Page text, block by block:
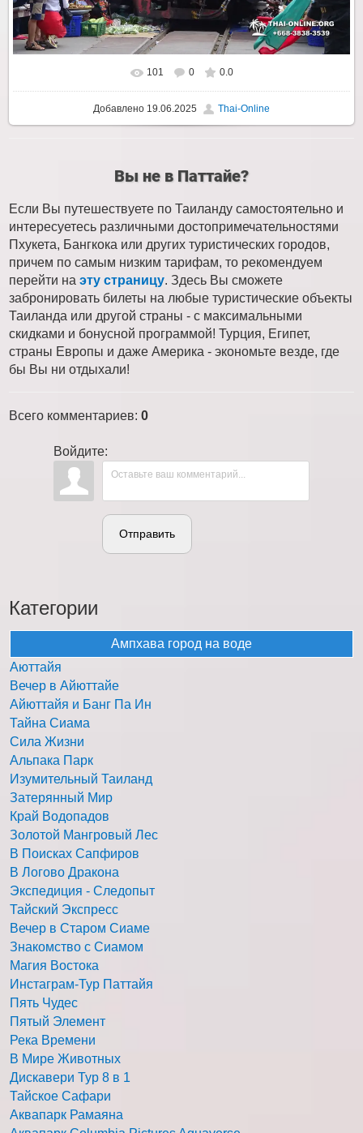
101 0 0.0
Добавлено 19.06.2025 Thai-Online
Вы не в Паттайе?
Если Вы путешествуете по Таиланду самостоятельно и
интересуетесь различными достопримечательностями
Пхукета, Бангкока или других туристических городов,
причем по самым низким тарифам, то рекомендуем
перейти на эту страницу. Здесь Вы сможете
забронировать билеты на любые туристические объекты
Таиланда или другой страны - с максимальными
скидками и бонусной программой! Турция, Египет,
страны Европы и даже Америка - экономьте везде, где
бы Вы ни отдыхали!
Всего комментариев: 0
Войдите:
Отправить
Категории
Ампхава город на воде
Аюттайя
Вечер в Айюттайе
Айюттайя и Банг Па Ин
Тайна Сиама
Сила Жизни
Альпака Парк
Изумительный Таиланд
Затерянный Мир
Край Водопадов
Золотой Мангровый Лес
В Поисках Сапфиров
В Логово Дракона
Экспедиция - Следопыт
Тайский Экспресс
Вечер в Старом Сиаме
Знакомство с Сиамом
Магия Востока
Инстаграм-Тур Паттайя
Пять Чудес
Пятый Элемент
Река Времени
В Мире Животных
Дискавери Тур 8 в 1
Тайское Сафари
Аквапарк Рамаяна